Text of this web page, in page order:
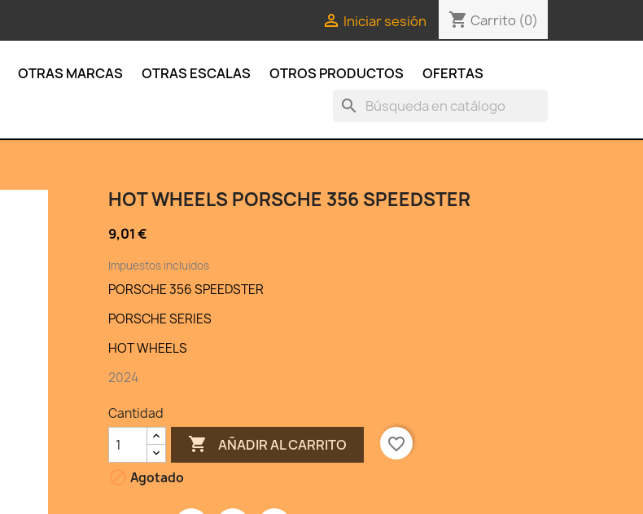
 Iniciar sesión shopping_cart Carrito (0)
OTRAS MARCAS OTRAS ESCALAS OTROS PRODUCTOS OFERTAS
search
HOT WHEELS PORSCHE 356 SPEEDSTER
9,01 €
Impuestos incluidos
PORSCHE 356 SPEEDSTER
PORSCHE SERIES
HOT WHEELS
2024
Cantidad
 AÑADIR AL CARRITO
favorite_border
Agotado